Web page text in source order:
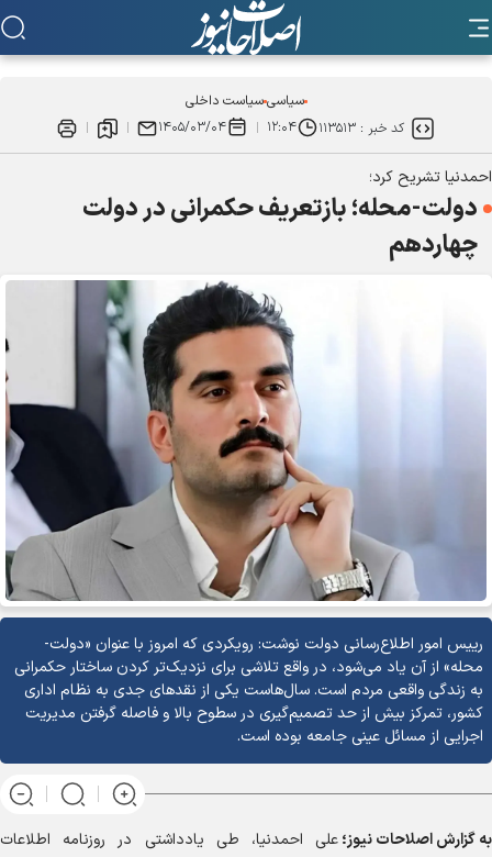
سیاسیسیاست داخلی
کد خبر :۱۱۳۵۱۳ ۱۲:۰۴ ۱۴۰۵/۰۳/۰۴
احمدنیا تشریح کرد؛
دولت-محله؛ بازتعریف حکمرانی در دولت
چهاردهم
رییس امور اطلاع‌رسانی دولت نوشت: رویکردی که امروز با عنوان «دولت-
محله» از آن یاد می‌شود، در واقع تلاشی برای نزدیک‌تر کردن ساختار حکمرانی
به زندگی واقعی مردم است. سال‌هاست یکی از نقد‌های جدی به نظام اداری
کشور، تمرکز بیش از حد تصمیم‌گیری در سطوح بالا و فاصله گرفتن مدیریت
اجرایی از مسائل عینی جامعه بوده است.
به گزارشاصلاحات نیوز؛علی احمدنیا، طی یادداشتی در روزنامه اطلاعات